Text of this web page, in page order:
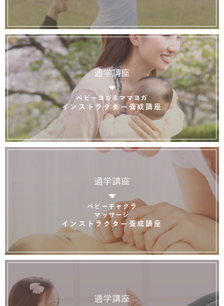
通学講座
ベビーヨガ＆ママヨガ
インストラクター養成講座
通学講座
ベビーチャクラ
マッサージ
インストラクター養成講座
通学講座